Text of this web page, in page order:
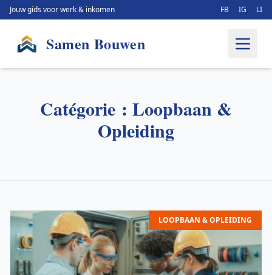
Jouw gids voor werk & inkomen FB IG LI
Samen Bouwen
Catégorie : Loopbaan &
Opleiding
LOOPBAAN & OPLEIDING